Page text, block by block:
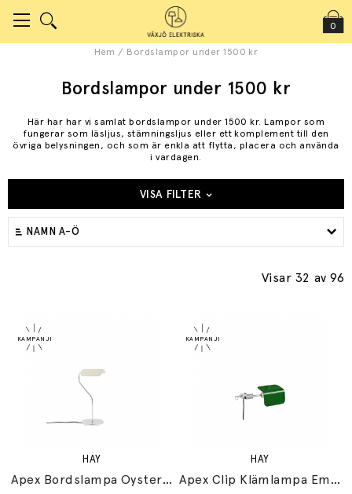
0
Hem / Bordslampor under 1500 kr
Bordslampor under 1500 kr
Här har har vi samlat bordslampor under 1500 kr. Lampor som
fungerar som läsljus, stämningsljus eller ett komplement till den
övriga belysningen, och som är enkla att flytta, placera och använda
i vardagen.
VISA FILTER
NAMN A-Ö
Visar 32 av 96
HAY
Apex Bordslampa Oyster White
HAY
Apex Clip Klämlampa Emerald Green